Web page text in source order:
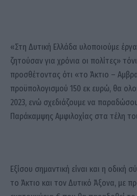
«Στη Δυτική Ελλάδα υλοποιούμε
ζητούσαν για χρόνια οι πολίτες»
προσθέτοντας ότι «το Άκτιο –
προϋπολογισμού 150 εκ ευρώ, θα
2023, ενώ σχεδιάζουμε να
Παράκαμψης Αμφιλοχίας στα τέλη
Εξίσου σημαντική είναι και η οδική
το Άκτιο και τον Δυτικό Άξονα, με